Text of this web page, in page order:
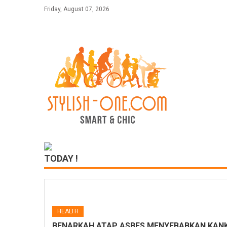
to
Friday, August 07, 2026
TODAY !
HEALTH